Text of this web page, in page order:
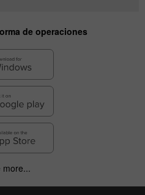
de operaciones
more...